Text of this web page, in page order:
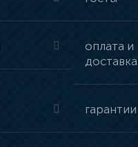
оплата и
доставка
гарантии